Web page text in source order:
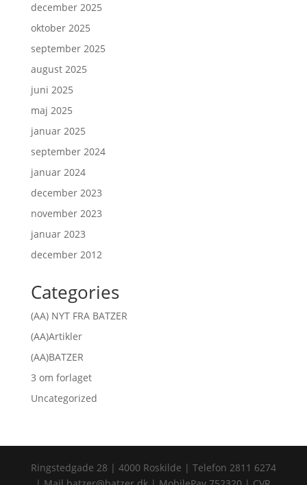
december 2025
oktober 2025
september 2025
august 2025
juni 2025
maj 2025
januar 2025
september 2024
januar 2024
december 2023
november 2023
januar 2023
december 2012
Categories
(AA) NYT FRA BATZER
(AA)Artikler
(AA)BATZER
3 om forlaget
Uncategorized
Ringstedgade 28 | 4000 Roskilde | Telefon 2811 6274